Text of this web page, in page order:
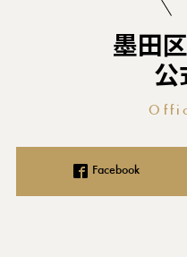
墨田
公
Facebook